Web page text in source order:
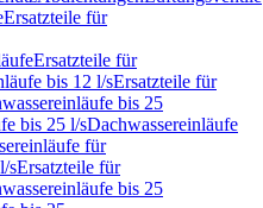
Ersatzteile für
Ersatzteile für
bis 12 l/sErsatzteile für
bis 25
bis 25 l/sDachwassereinläufe
für
sErsatzteile für
bis 25